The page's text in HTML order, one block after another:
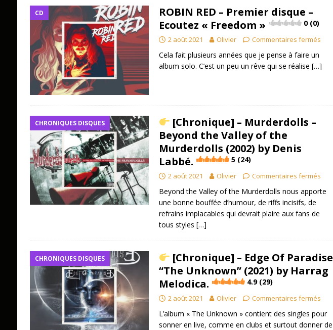
CD
ROBIN RED – Premier disque –
Ecoutez « Freedom »
0 (0)
2 août 2021 Olivier Commentaires fermés
Cela fait plusieurs années que je pense à faire un
album solo. C’est un peu un rêve qui se réalise […]
CHRONIQUES DISQUES
[Chronique] – Murderdolls –
Beyond the Valley of the
Murderdolls (2002) by Denis
Labbé.
5 (24)
2 août 2021 Olivier Commentaires fermés
Beyond the Valley of the Murderdolls nous apporte
une bonne bouffée d’humour, de riffs incisifs, de
refrains implacables qui devrait plaire aux fans de
tous styles […]
CHRONIQUES DISQUES
[Chronique] – Edge Of Paradise
“The Unknown” (2021) by Harrag
Melodica.
4.9 (29)
2 août 2021 Olivier Commentaires fermés
L’album « The Unknown » contient des singles pour
sonner en live, comme en clubs et surtout donner de